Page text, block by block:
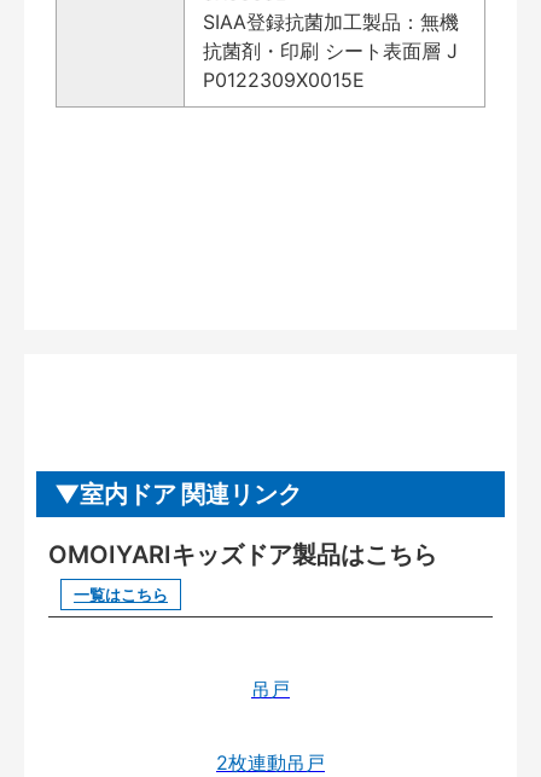
SIAA登録抗菌加工製品：無機
抗菌剤・印刷 シート表面層 J
P0122309X0015E
室内ドア 関連リンク
OMOIYARIキッズドア製品はこちら
一覧はこちら
吊戸
2枚連動吊戸